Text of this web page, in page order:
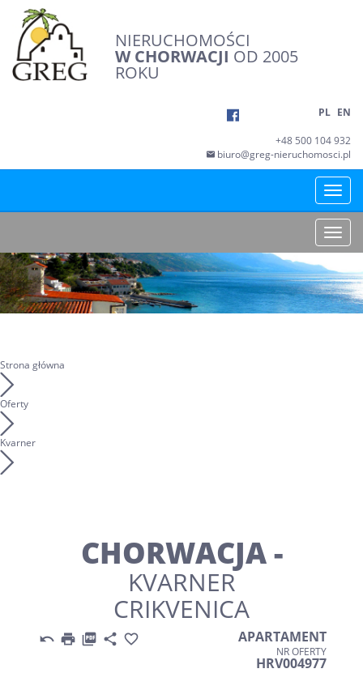
NIERUCHOMOŚCI
W CHORWACJI OD 2005
ROKU
PL EN
+48 500 104 932
biuro@greg-nieruchomosci.pl
Toggle
Toggle
Strona główna
Oferty
Kvarner
CHORWACJA -
KVARNER
CRIKVENICA
     APARTAMENT
NR OFERTY
HRV004977